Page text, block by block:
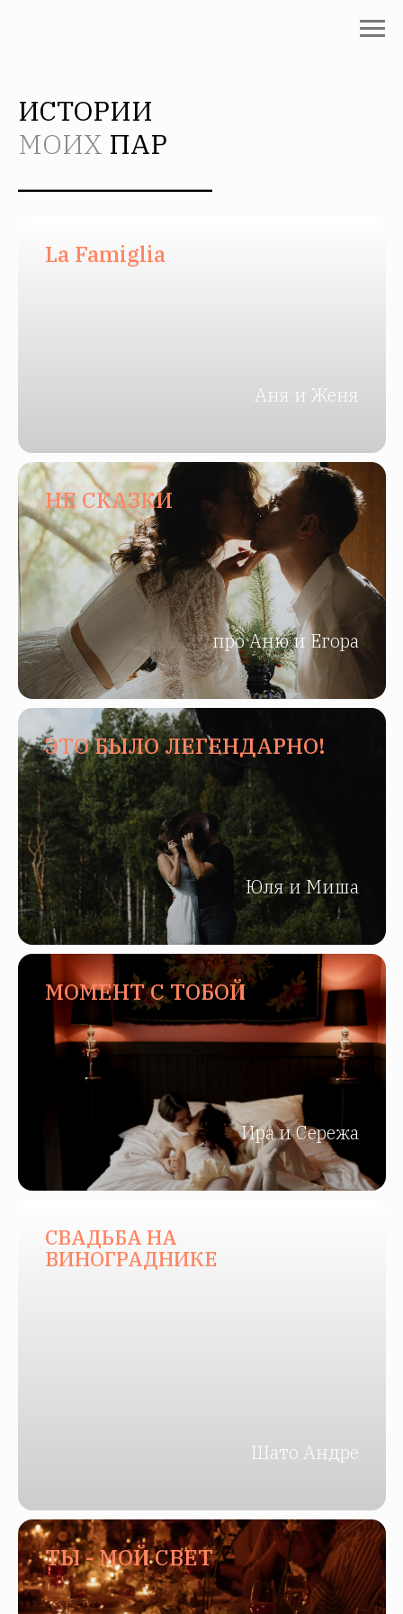
ИСТОРИИ
МОИХ ПАР
La Famiglia
Аня и Женя
НЕ СКАЗКИ
про Аню и Егора
ЭТО БЫЛО ЛЕГЕНДАРНО!
Юля и Миша
МОМЕНТ С ТОБОЙ
Ира и Сережа
СВАДЬБА НА
ВИНОГРАДНИКЕ
Шато Андре
ТЫ - МОЙ СВЕТ